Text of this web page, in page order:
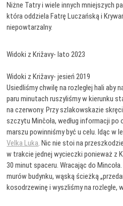
Niżne Tatry i wiele innych mniejszych
która oddziela Fatrę Luczańską i
niepowtarzalny.
Widoki z Križavy- lato 2023
Widoki z Križavy- jesień 2019
Usiedliśmy chwilę na rozległej hali aby
paru minutach ruszyliśmy w kierunku
na czerwony. Przy szlakowskazie
szczytu Minčoła, według informacji po
marszu powinniśmy być u celu. Idąc w
Velka Luka. Nic nie stoi na
w trakcie jednej wycieczki ponieważ z
30 minut spaceru. Wracając do
murów budynku, wąską ścieżką
kosodrzewinę i wyszliśmy na rozległe,